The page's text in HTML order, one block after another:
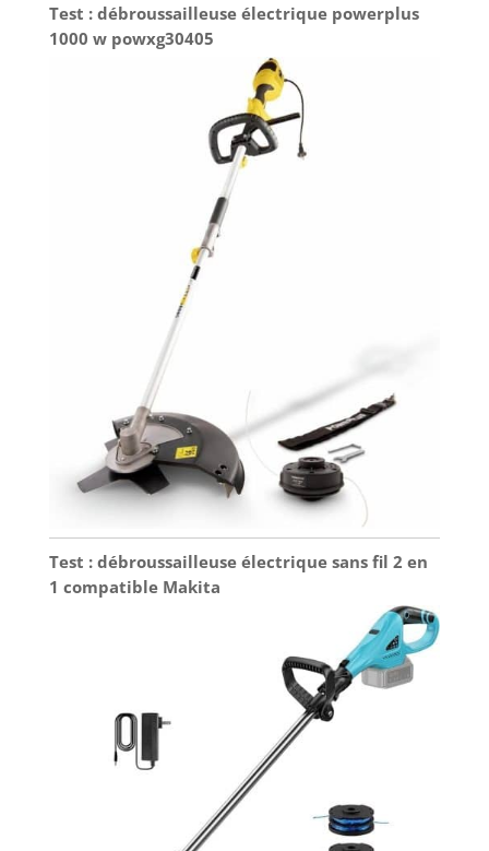
Test : débroussailleuse électrique powerplus
1000 w powxg30405
Test : débroussailleuse électrique sans fil 2 en
1 compatible Makita